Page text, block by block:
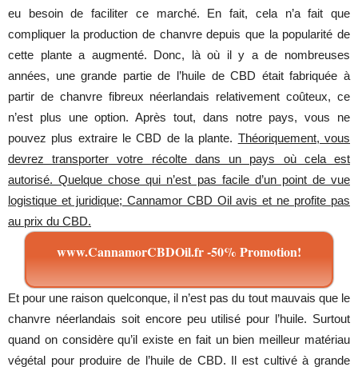
eu besoin de faciliter ce marché. En fait, cela n’a fait que
compliquer la production de chanvre depuis que la popularité de
cette plante a augmenté. Donc, là où il y a de nombreuses
années, une grande partie de l’huile de CBD était fabriquée à
partir de chanvre fibreux néerlandais relativement coûteux, ce
n’est plus une option. Après tout, dans notre pays, vous ne
pouvez plus extraire le CBD de la plante. Théoriquement, vous
devrez transporter votre récolte dans un pays où cela est
autorisé. Quelque chose qui n’est pas facile d’un point de vue
logistique et juridique; Cannamor CBD Oil avis et ne profite pas
au prix du CBD.
www.CannamorCBDOil.fr -50% Promotion!
Et pour une raison quelconque, il n’est pas du tout mauvais que le
chanvre néerlandais soit encore peu utilisé pour l’huile. Surtout
quand on considère qu’il existe en fait un bien meilleur matériau
végétal pour produire de l’huile de CBD. Il est cultivé à grande